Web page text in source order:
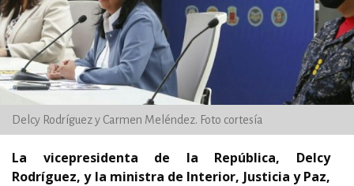
Delcy Rodríguez y Carmen Meléndez. Foto cortesía
La vicepresidenta de la República, Delcy
Rodríguez, y la ministra de Interior, Justicia y Paz,